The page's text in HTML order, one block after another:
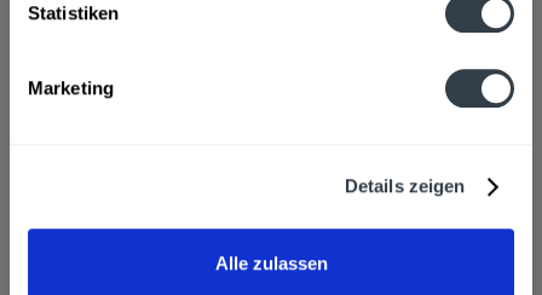
Statistiken
Marketing
Details zeigen
Alle zulassen
Kunden kauften auch
Kunden haben sich ebenfalls angesehen